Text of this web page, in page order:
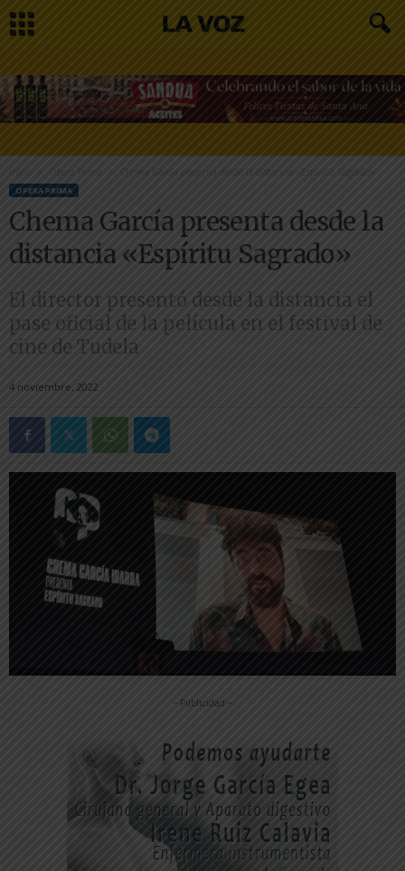
Inicio Opera Prima Chema García presenta desde la distancia «Espíritu Sagrado»
OPERA PRIMA
Chema García presenta desde la
distancia «Espíritu Sagrado»
El director presentó desde la distancia el
pase oficial de la película en el festival de
cine de Tudela
4 noviembre, 2022
-- Publicidad --